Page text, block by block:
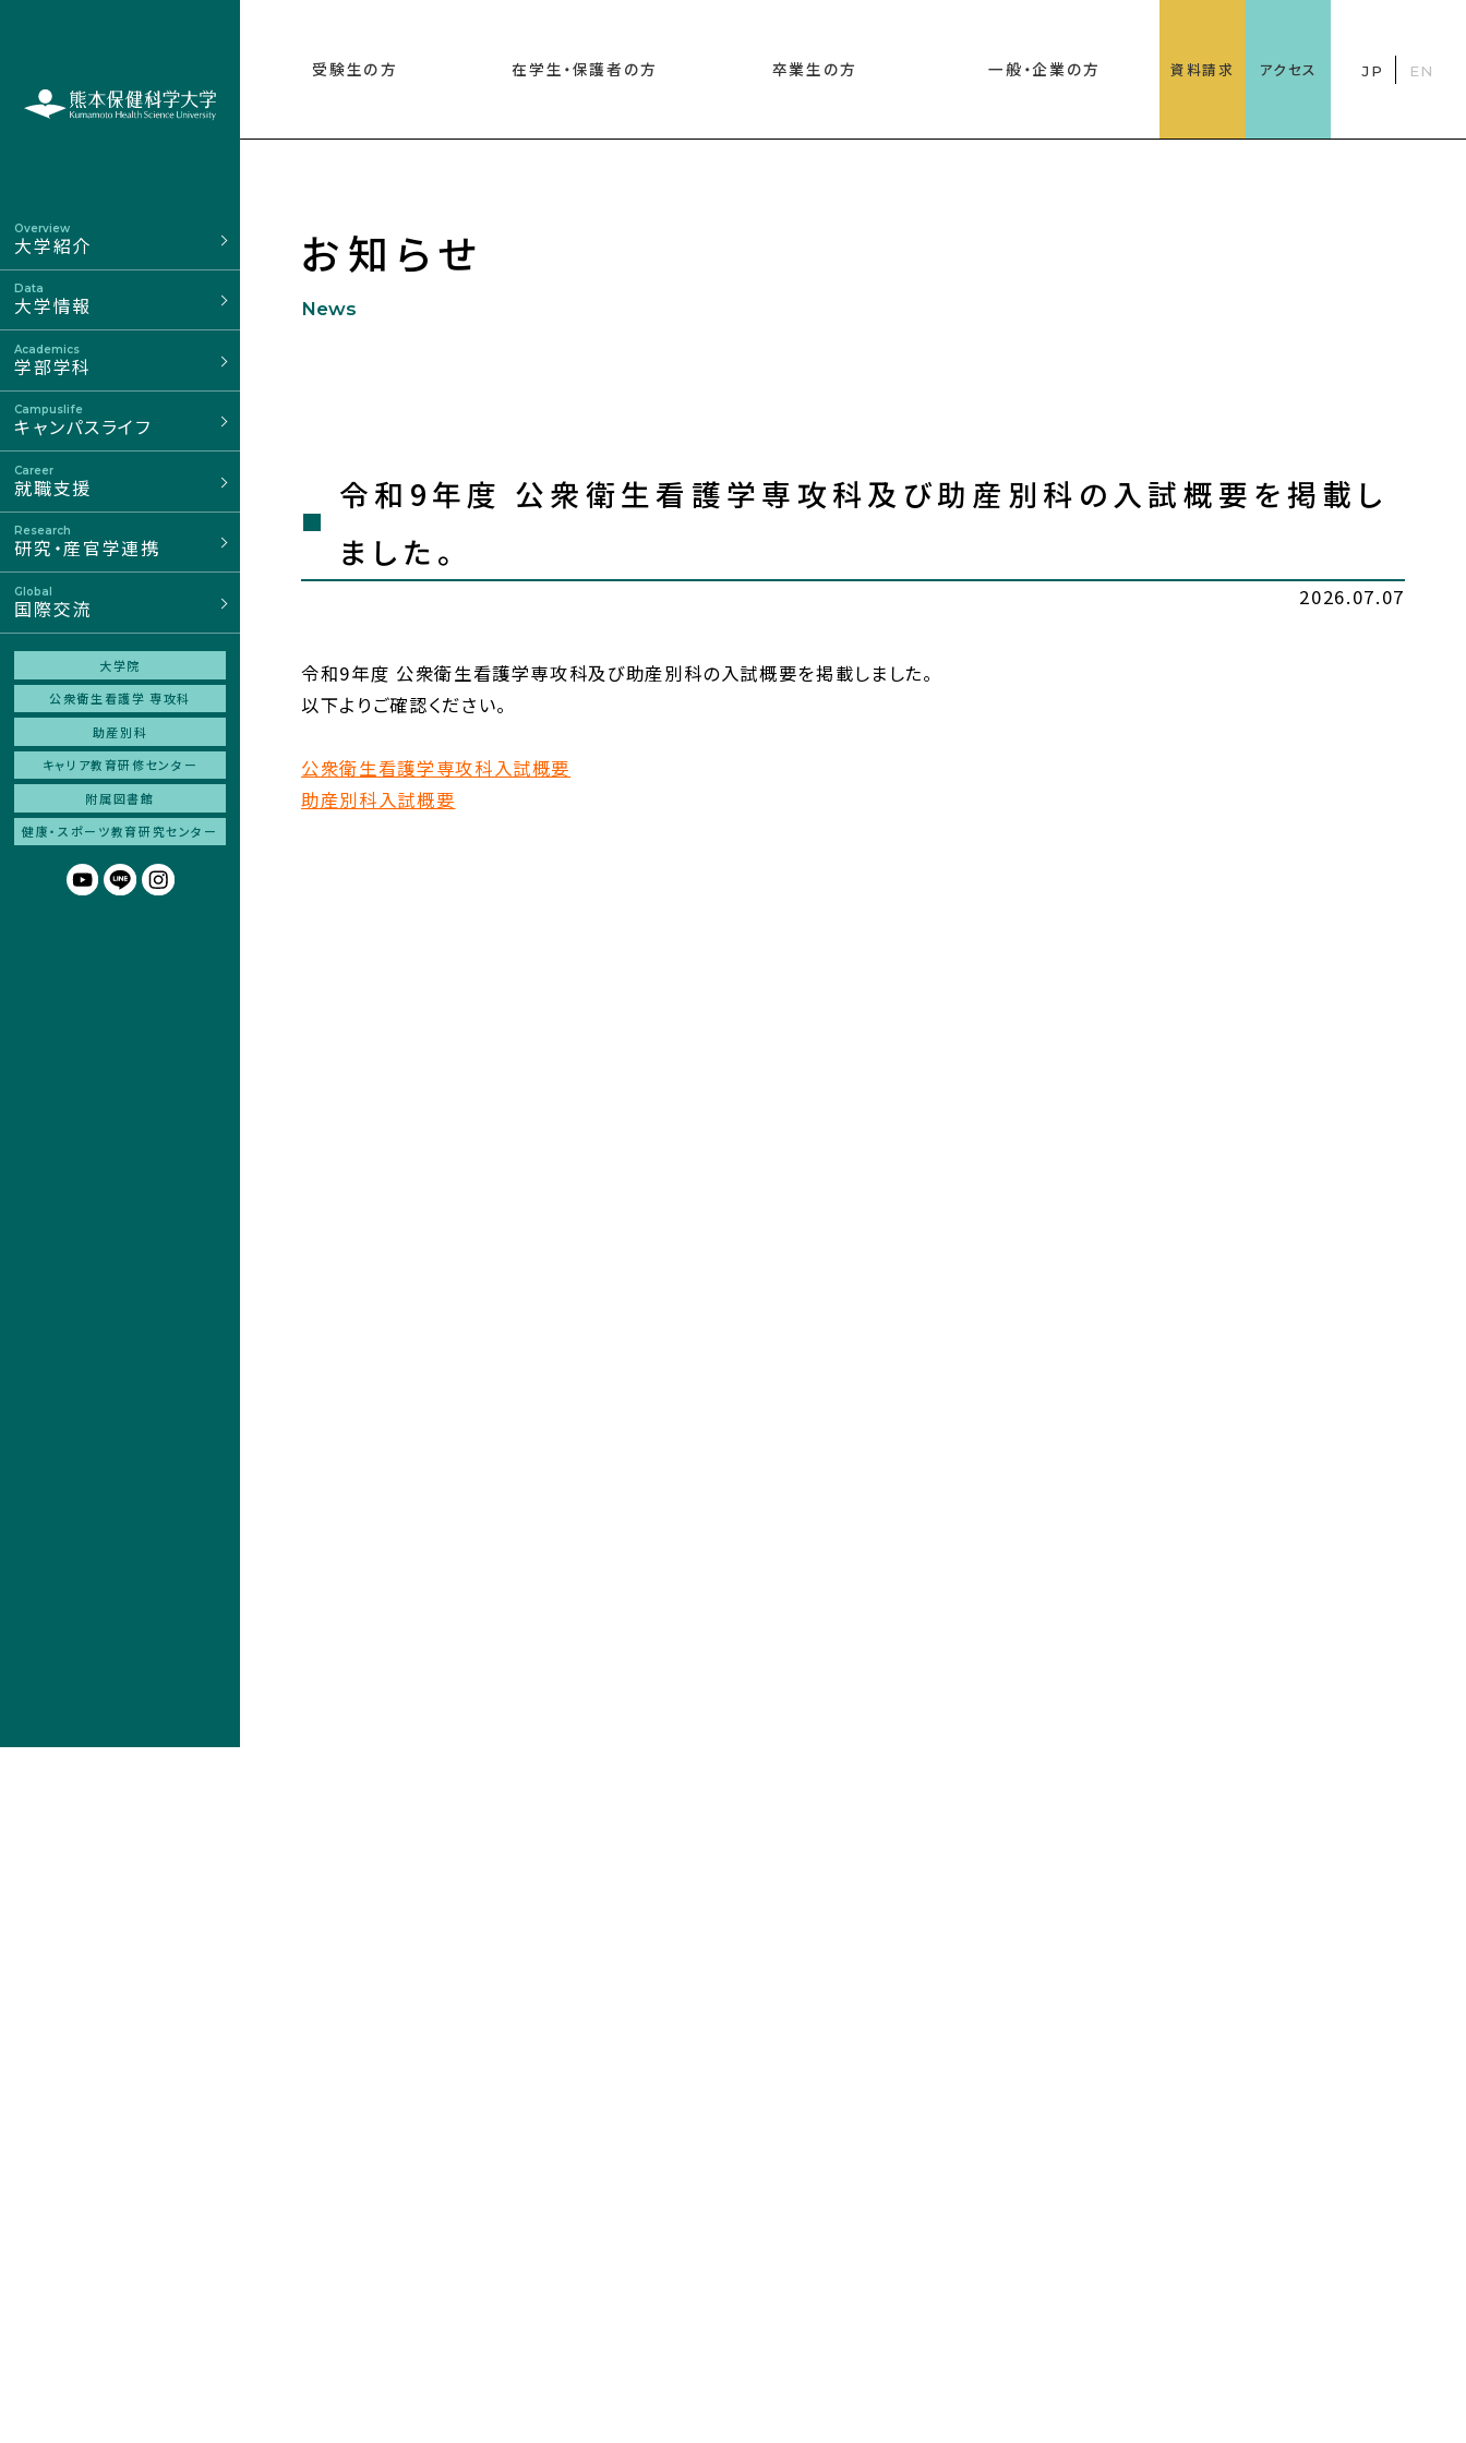
Overview
大学紹介
Data
大学情報
Academics
学部学科
Campuslife
キャンパスライフ
Career
就職支援
Research
研究・産官学連携
Global
国際交流
大学院
公衆衛生看護学 専攻科
助産別科
キャリア教育研修センター
附属図書館
健康・スポーツ教育研究センター
受験生の方 在学生・保護者の方 卒業生の方 一般・企業の方 資料請求 アクセス JP EN
お知らせ
News
令和9年度 公衆衛生看護学専攻科及び助産別科の入試概要を掲載し
ました。
2026.07.07
令和9年度 公衆衛生看護学専攻科及び助産別科の入試概要を掲載しました。
以下よりご確認ください。
公衆衛生看護学専攻科入試概要
助産別科入試概要